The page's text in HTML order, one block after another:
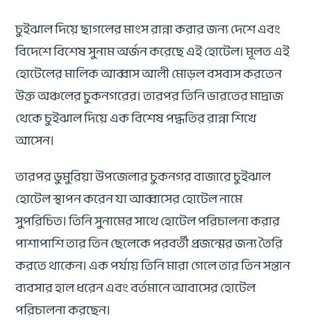
চুইঝাল দিয়ে ছাগলের মাংস রান্না করার জন্য দেশে এবং
বিদেশে বিশেষ সুনাম অর্জন করেছে এই হোটেল। মূলত এই
হোটেলের মালিক আব্বাস আলী মোড়ল বসবাস করতেন
উক্ত অঞ্চলের চুকনগরের। তারপর তিনি ভারতের মাদ্রাজ
থেকে চুইঝাল দিয়ে এক বিশেষ পদ্ধতির রান্না শিখে
আসেন।
তারপর ডুমুরিয়া উপজেলার চুকনগর বাজারে চুইঝাল
হোটেল স্থাপন করেন যা আব্বাসের হোটেল নামে
সুপরিচিত। তিনি সুনামের সাথে হোটেল পরিচালনা করার
পাশাপাশি তার তিন ছেলেকে পরবর্তী প্রজন্মের জন্য তৈরি
করতে থাকেন। এক পর্যায় তিনি মারা গেলে তার তিন সন্তান
ব্যবসার হাল ধরেন এবং বর্তমানে আবাসের হোটেল
পরিচালনা করছেন।